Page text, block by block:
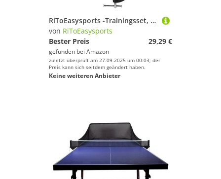
RiToEasysports -Trainingsset, Professioneller Tischtennis-Trainingsroboter, Fixierter Rapid Rebound Ball Clip
von RiToEasysports
Bester Preis
29,29 €
gefunden bei Amazon
zuletzt überprüft am 27.09.2025 um 00:03; der
Preis kann sich seitdem geändert haben.
Keine weiteren Anbieter